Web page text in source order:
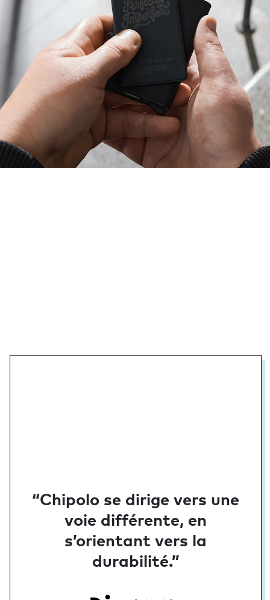
“Chipolo se dirige vers une
voie différente, en
s’orientant vers la
durabilité.”